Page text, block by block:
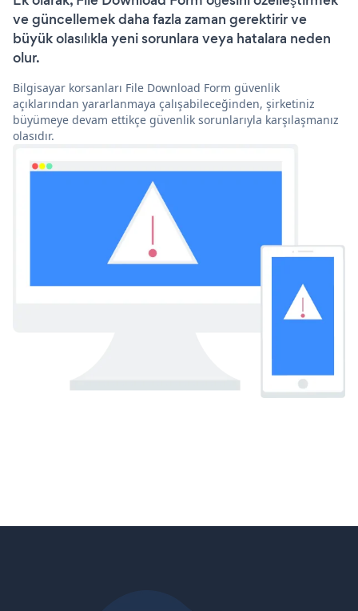
ve güncellemek daha fazla zaman gerektirir ve
büyük olasılıkla yeni sorunlara veya hatalara neden
olur.
Bilgisayar korsanları File Download Form güvenlik
açıklarından yararlanmaya çalışabileceğinden, şirketiniz
büyümeye devam ettikçe güvenlik sorunlarıyla karşılaşmanız
olasıdır.